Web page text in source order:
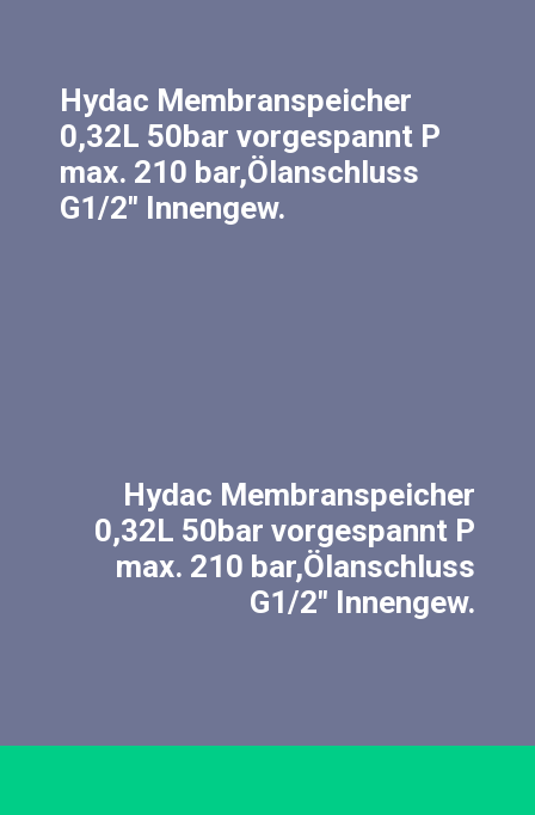
Hydac Membranspeicher
0,32L 50bar vorgespannt P
max. 210 bar,Ölanschluss
G1/2″ Innengew.
Hydac Membranspeicher
0,32L 50bar vorgespannt P
max. 210 bar,Ölanschluss
G1/2″ Innengew.